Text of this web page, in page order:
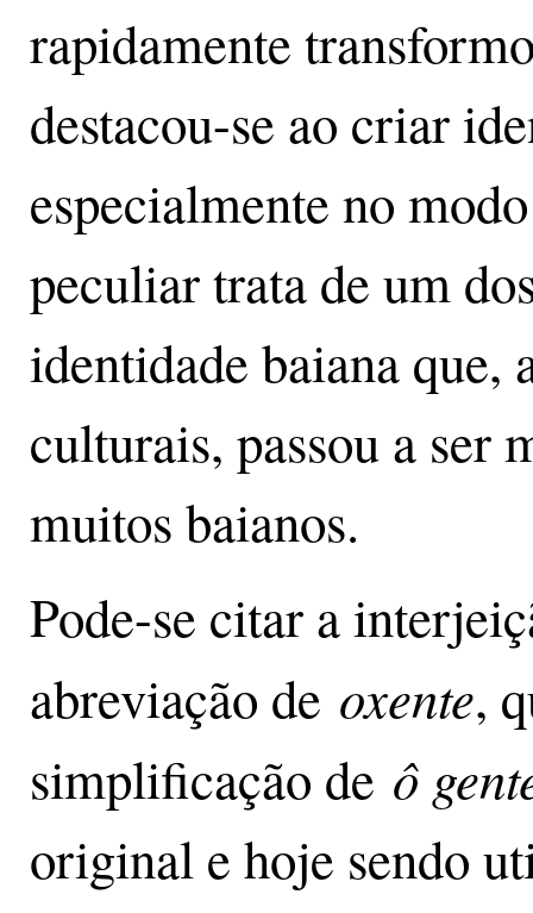
rapidamente
destacou-se ao criar
especialmente no
peculiar trata de um
identidade baiana que,
culturais, passou a ser
muitos baianos.
Pode-se citar a
abreviação de oxente,
simplificação de ô
original e hoje sendo